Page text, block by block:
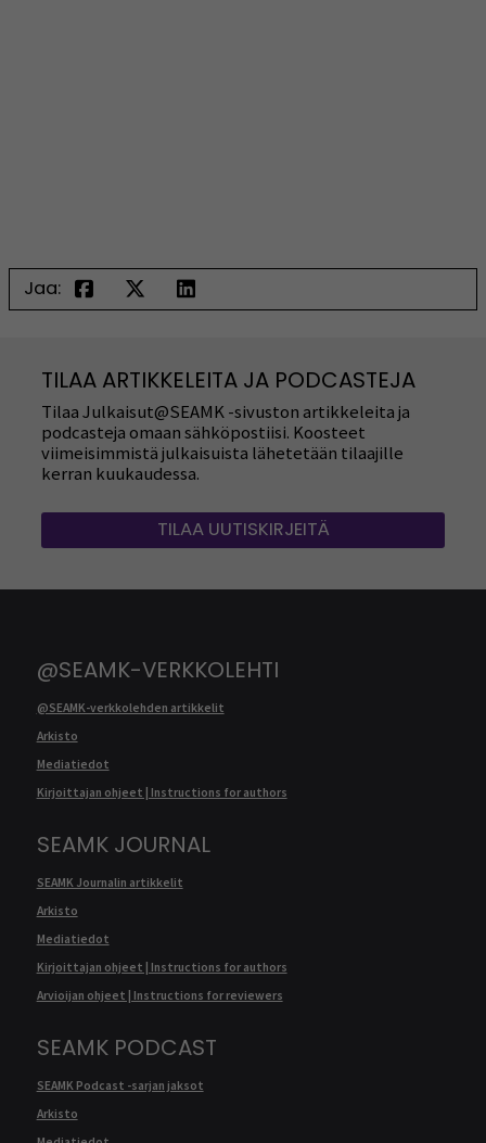
Jaa:
TILAA ARTIKKELEITA JA PODCASTEJA
Tilaa Julkaisut@SEAMK -sivuston artikkeleita ja
podcasteja omaan sähköpostiisi. Koosteet
viimeisimmistä julkaisuista lähetetään tilaajille
kerran kuukaudessa.
TILAA UUTISKIRJEITÄ
@SEAMK-VERKKOLEHTI
@SEAMK-verkkolehden artikkelit
Arkisto
Mediatiedot
Kirjoittajan ohjeet | Instructions for authors
SEAMK JOURNAL
SEAMK Journalin artikkelit
Arkisto
Mediatiedot
Kirjoittajan ohjeet | Instructions for authors
Arvioijan ohjeet | Instructions for reviewers
SEAMK PODCAST
SEAMK Podcast -sarjan jaksot
Arkisto